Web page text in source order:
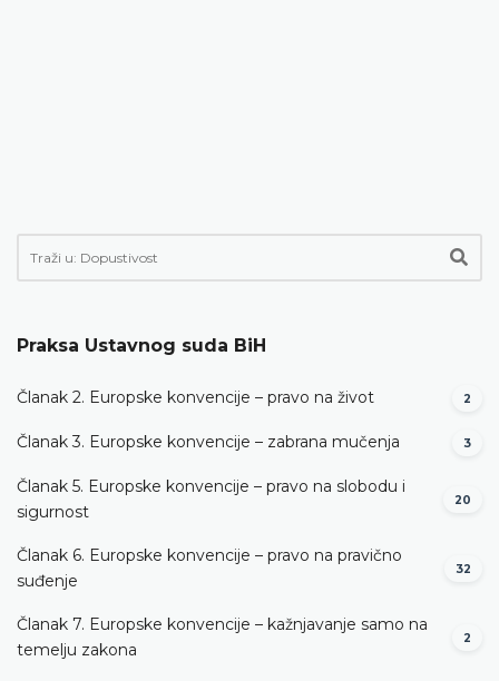
Praksa Ustavnog suda BiH
Članak 2. Europske konvencije – pravo na život 2
Članak 3. Europske konvencije – zabrana mučenja 3
Članak 5. Europske konvencije – pravo na slobodu i
sigurnost
20
Članak 6. Europske konvencije – pravo na pravično
suđenje
32
Članak 7. Europske konvencije – kažnjavanje samo na
temelju zakona
2